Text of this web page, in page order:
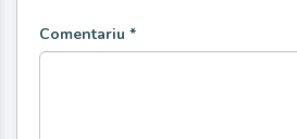
Comentariu *